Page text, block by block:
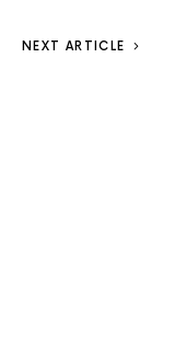
NEXT ARTICLE